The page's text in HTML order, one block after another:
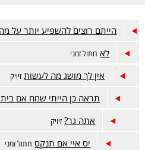
הייתם רוצים להשפיע יותר על
לא חתול זמני
אין לך מושג מה לעשות זיויק
תראה כן הייתי שמח אם
אתה גר? זיויק
יס איי אם תנקס חתול זמני